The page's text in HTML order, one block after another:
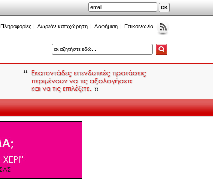
Πληροφορίες | Δωρεάν καταχώρηση | Διαφήμιση | Επικοινωνία